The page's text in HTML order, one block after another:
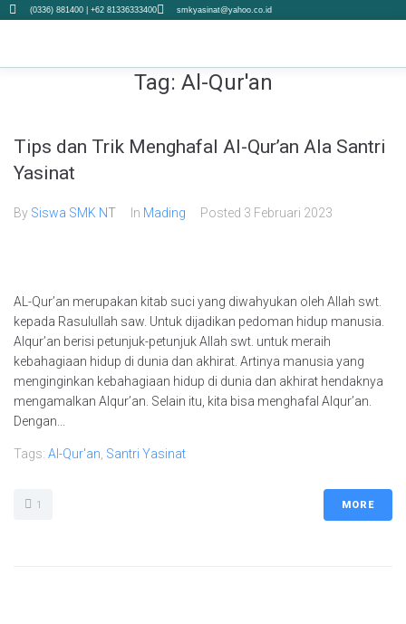
(0336) 881400 | +62 81336333400 smkyasinat@yahoo.co.id
Tag: Al-Qur'an
Tips dan Trik Menghafal Al-Qur’an Ala Santri
Yasinat
By Siswa SMK NT In Mading Posted 3 Februari 2023
AL-Qur’an merupakan kitab suci yang diwahyukan oleh Allah swt.
kepada Rasulullah saw. Untuk dijadikan pedoman hidup manusia.
Alqur’an berisi petunjuk-petunjuk Allah swt. untuk meraih
kebahagiaan hidup di dunia dan akhirat. Artinya manusia yang
menginginkan kebahagiaan hidup di dunia dan akhirat hendaknya
mengamalkan Alqur’an. Selain itu, kita bisa menghafal Alqur’an.
Dengan...
Tags: Al-Qur'an Santri Yasinat
1 MORE